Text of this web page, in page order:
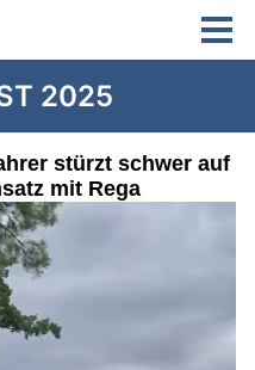
2025
stürzt schwer auf
mit Rega